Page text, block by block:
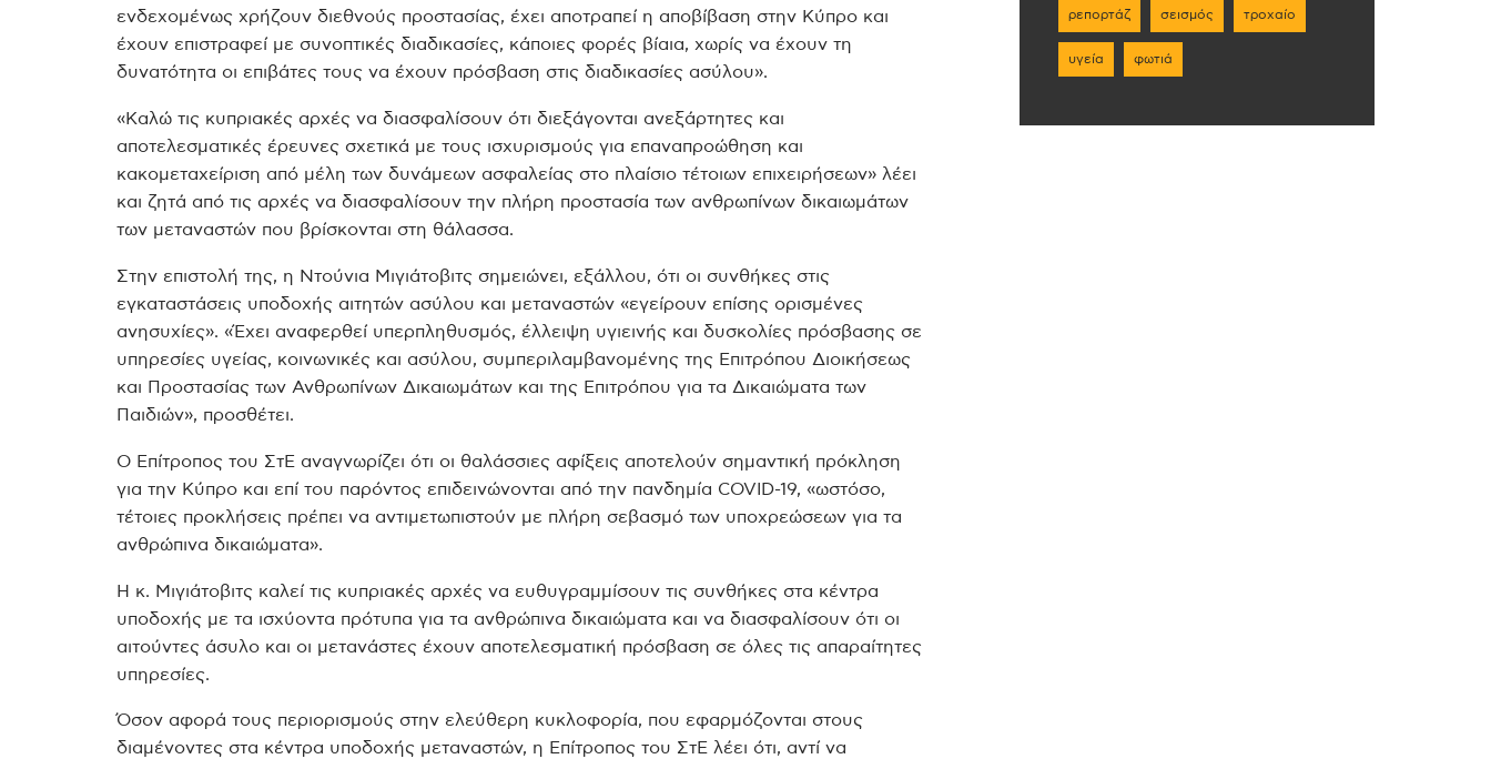
ενδεχομένως χρήζουν διεθνούς προστασίας, έχει αποτραπεί η αποβίβαση στην Κύπρο και
έχουν επιστραφεί με συνοπτικές διαδικασίες, κάποιες φορές βίαια, χωρίς να έχουν τη
δυνατότητα οι επιβάτες τους να έχουν πρόσβαση στις διαδικασίες ασύλου».
«Καλώ τις κυπριακές αρχές να διασφαλίσουν ότι διεξάγονται ανεξάρτητες και
αποτελεσματικές έρευνες σχετικά με τους ισχυρισμούς για επαναπροώθηση και
κακομεταχείριση από μέλη των δυνάμεων ασφαλείας στο πλαίσιο τέτοιων επιχειρήσεων» λέει
και ζητά από τις αρχές να διασφαλίσουν την πλήρη προστασία των ανθρωπίνων δικαιωμάτων
των μεταναστών που βρίσκονται στη θάλασσα.
Στην επιστολή της, η Ντούνια Μιγιάτοβιτς σημειώνει, εξάλλου, ότι οι συνθήκες στις
εγκαταστάσεις υποδοχής αιτητών ασύλου και μεταναστών «εγείρουν επίσης ορισμένες
ανησυχίες». «Έχει αναφερθεί υπερπληθυσμός, έλλειψη υγιεινής και δυσκολίες πρόσβασης σε
υπηρεσίες υγείας, κοινωνικές και ασύλου, συμπεριλαμβανομένης της Επιτρόπου Διοικήσεως
και Προστασίας των Ανθρωπίνων Δικαιωμάτων και της Επιτρόπου για τα Δικαιώματα των
Παιδιών», προσθέτει.
Ο Επίτροπος του ΣτΕ αναγνωρίζει ότι οι θαλάσσιες αφίξεις αποτελούν σημαντική πρόκληση
για την Κύπρο και επί του παρόντος επιδεινώνονται από την πανδημία COVID-19, «ωστόσο,
τέτοιες προκλήσεις πρέπει να αντιμετωπιστούν με πλήρη σεβασμό των υποχρεώσεων για τα
ανθρώπινα δικαιώματα».
Η κ. Μιγιάτοβιτς καλεί τις κυπριακές αρχές να ευθυγραμμίσουν τις συνθήκες στα κέντρα
υποδοχής με τα ισχύοντα πρότυπα για τα ανθρώπινα δικαιώματα και να διασφαλίσουν ότι οι
αιτούντες άσυλο και οι μετανάστες έχουν αποτελεσματική πρόσβαση σε όλες τις απαραίτητες
υπηρεσίες.
Όσον αφορά τους περιορισμούς στην ελεύθερη κυκλοφορία, που εφαρμόζονται στους
διαμένοντες στα κέντρα υποδοχής μεταναστών, η Επίτροπος του ΣτΕ λέει ότι, αντί να
ρεπορτάζ σεισμός τροχαίο
υγεία φωτιά